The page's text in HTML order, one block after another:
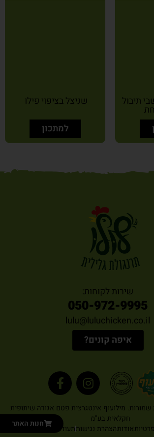
תיבול שניצל בציפוי פילו
למתכון
חנות האתר
שירות לקוחות:
050-972-9995
lulu@luluchicken.co.il
איפה קונים?
שמורות. מילועוף אינטגרצית פטם אגודה שיתופית
חקלאית בע"מ
אודותהצהרת נגישותתעודת כשרותמפת אתר